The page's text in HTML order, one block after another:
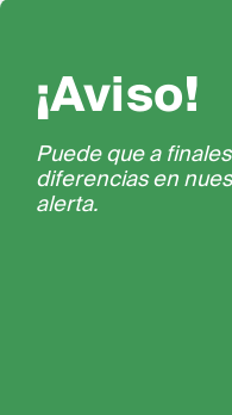
¡Aviso!
Puede que a
diferencias en
alerta.